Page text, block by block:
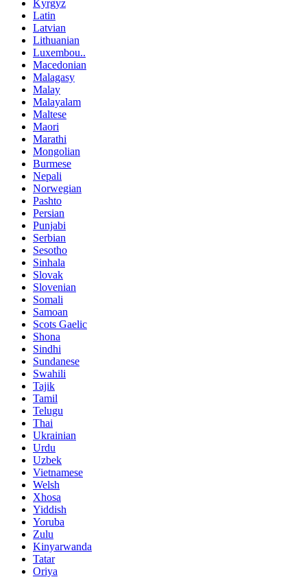
Kyrgyz
Latin
Latvian
Lithuanian
Luxembou..
Macedonian
Malagasy
Malay
Malayalam
Maltese
Maori
Marathi
Mongolian
Burmese
Nepali
Norwegian
Pashto
Persian
Punjabi
Serbian
Sesotho
Sinhala
Slovak
Slovenian
Somali
Samoan
Scots Gaelic
Shona
Sindhi
Sundanese
Swahili
Tajik
Tamil
Telugu
Thai
Ukrainian
Urdu
Uzbek
Vietnamese
Welsh
Xhosa
Yiddish
Yoruba
Zulu
Kinyarwanda
Tatar
Oriya